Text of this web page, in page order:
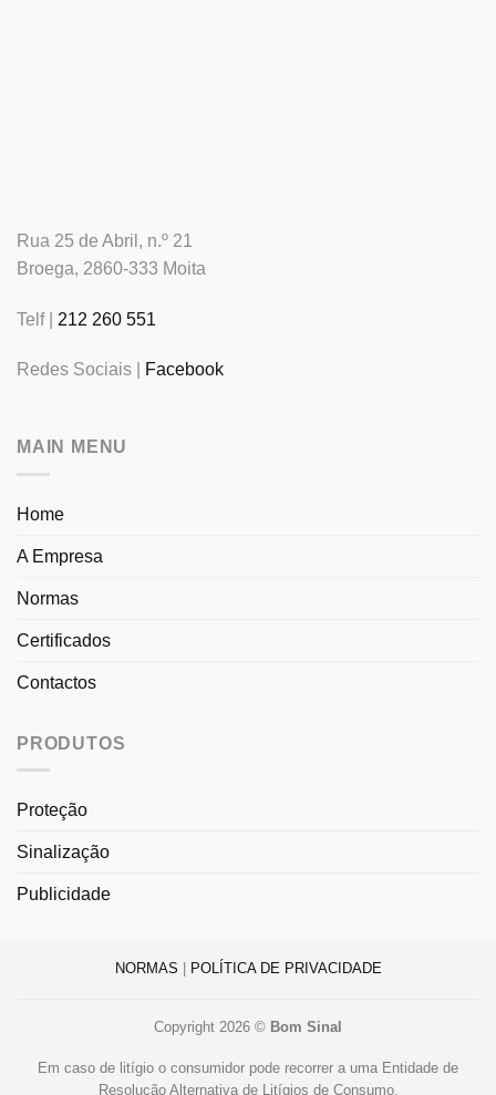
Rua 25 de Abril, n.º 21
Broega, 2860-333 Moita
Telf | 212 260 551
Redes Sociais | Facebook
MAIN MENU
Home
A Empresa
Normas
Certificados
Contactos
PRODUTOS
Proteção
Sinalização
Publicidade
NORMAS POLÍTICA DE PRIVACIDADE
Copyright 2026 © Bom Sinal
Em caso de litígio o consumidor pode recorrer a uma Entidade de
Resolução Alternativa de Litígios de Consumo.